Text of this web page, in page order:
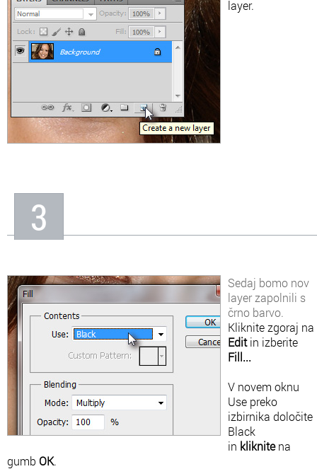
layer.
3
Sedaj bomo nov
layer zapolnili s
črno barvo.
Kliknite zgoraj na
Editin izberite
Fill...
V novem oknu
Use preko
izbirnika določite
Black
in kliknitena
gumb OK.